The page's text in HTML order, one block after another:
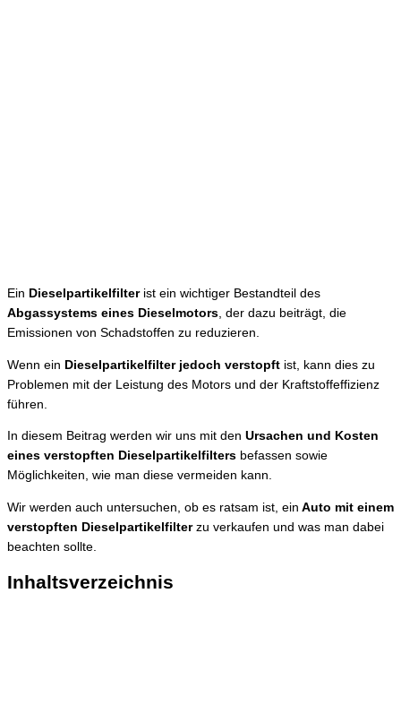
Ein Dieselpartikelfilterist ein wichtiger Bestandteil des
Abgassystems eines Dieselmotors , der dazu beiträgt, die
Emissionen von Schadstoffen zu reduzieren.
Wenn ein Dieselpartikelfilter jedoch verstopft ist, kann dies zu
Problemen mit der Leistung des Motors und der Kraftstoffeffizienz
führen.
In diesem Beitrag werden wir uns mit den Ursachen und Kosten
eines verstopften Dieselpartikelfilters befassen sowie
Möglichkeiten, wie man diese vermeiden kann.
Wir werden auch untersuchen, ob es ratsam ist, ein Auto mit einem
verstopften Dieselpartikelfilterzu verkaufen und was man dabei
beachten sollte.
Inhaltsverzeichnis